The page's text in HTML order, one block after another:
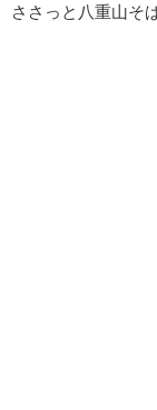
ささっと八重山そ